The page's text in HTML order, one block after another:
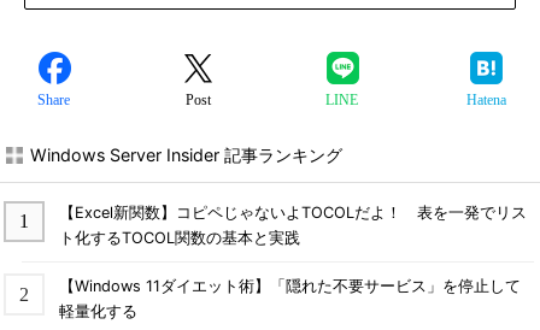
Share Post LINE Hatena
Windows Server Insider 記事ランキング
【Excel新関数】コピペじゃないよTOCOLだよ！ 表を一発でリス
ト化するTOCOL関数の基本と実践
【Windows 11ダイエット術】「隠れた不要サービス」を停止して
軽量化する